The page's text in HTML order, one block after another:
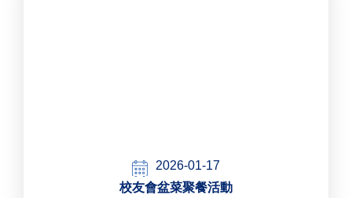
2026-01-17
校友會盆菜聚餐活動